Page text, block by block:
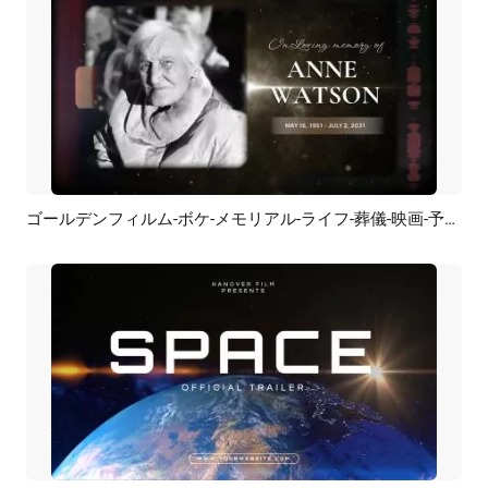
プレビュー AI再生成 ゴールデンフィルム-ボケ-メモリアル-ライフ-葬儀-映画-予告編-スライドショー